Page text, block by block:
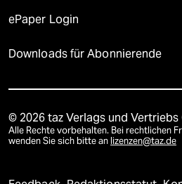
ePaper Login
Downloads für Abonnierende
© 2026 taz Verlags und Vertriebs
Alle Rechte vorbehalten. Bei rechtlichen
wenden Sie sich bitte an lizenzen@taz.de